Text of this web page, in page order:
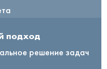
подход
решение задач